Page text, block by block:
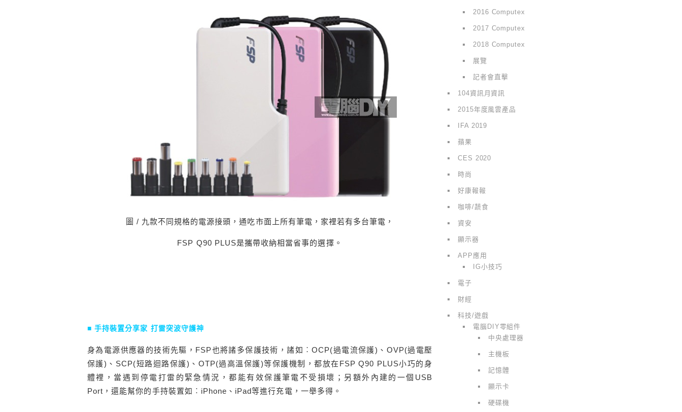
圖 / 九款不同規格的電源接頭，通吃市面上所有筆電，家裡若有多台筆電，
FSP Q90 PLUS是攜帶收納相當省事的選擇。
■ 手持裝置分享家 打雷突波守護神
身為電源供應器的技術先驅，FSP也將諸多保護技術，諸如︰OCP(過電流保護)、OVP(過電壓
保護)、SCP(短路迴路保護)、OTP(過高溫保護)等保護機制，都放在FSP Q90 PLUS小巧的身
體裡，當遇到停電打雷的緊急情況，都能有效保護筆電不受損壞；另額外內建的一個USB
Port，還能幫你的手持裝置如︰iPhone、iPad等進行充電，一舉多得。
2016 Computex
2017 Computex
2018 Computex
展覽
記者會直擊
104資訊月資訊
2015年度風雲產品
IFA 2019
蘋果
CES 2020
時尚
好康報報
咖啡/蔬食
資安
顯示器
APP應用
IG小技巧
電子
財經
科技/遊戲
電腦DIY零組件
中央處理器
主機板
記憶體
顯示卡
硬碟機